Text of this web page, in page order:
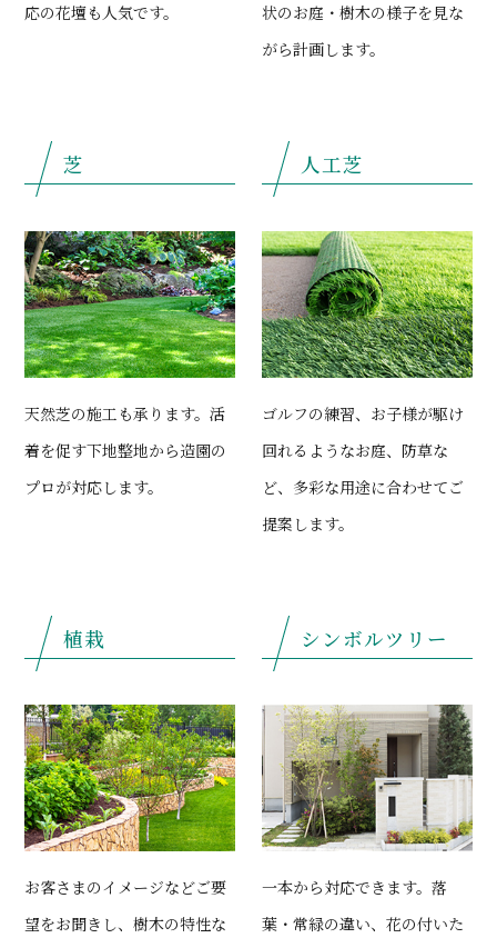
応の花壇も人気です。
状のお庭・樹木の様子を見な
がら計画します。
芝
天然芝の施工も承ります。活
着を促す下地整地から造園の
プロが対応します。
人工芝
ゴルフの練習、お子様が駆け
回れるようなお庭、防草な
ど、多彩な用途に合わせてご
提案します。
植栽
お客さまのイメージなどご要
望をお聞きし、樹木の特性な
シンボルツリー
一本から対応できます。落
葉・常緑の違い、花の付いた